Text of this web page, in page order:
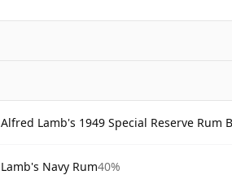
Alfred Lamb's 1949 Special Reserve Rum
Lamb's Navy Rum40%